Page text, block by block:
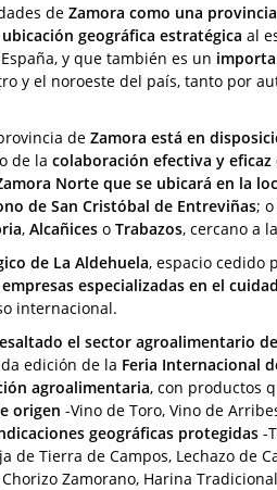
de Zamora como una
ubicación geográfica estratégica al
y que también es un
y el noroeste del país, tanto por
de Zamora está en
de la colaboración efectiva y
Norte que se ubicará en la
de San Cristóbal de Entreviñas; o
, Alcañices o Trabazos, cercano a
de La Aldehuela, espacio cedido
empresas especializadas en el
internacional.
el sector agroalimentario
edición de la Feria Internacional
agroalimentaria, con productos
origen -Vino de Toro, Vino de
geográficas protegidas -
de Tierra de Campos, Lechazo de
Zamorano, Harina